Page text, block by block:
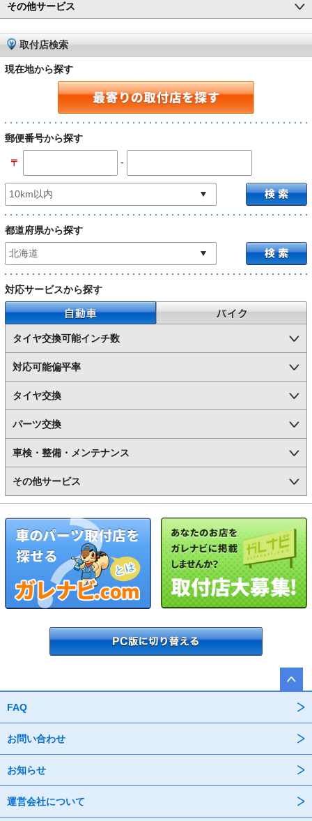
その他サービス
取付店検索
現在地から探す
郵便番号から探す
〒 -
都道府県から探す
対応サービスから探す
自動車
バイク
タイヤ交換可能インチ数
対応可能偏平率
タイヤ交換
パーツ交換
車検・整備・メンテナンス
その他サービス
FAQ
お問い合わせ
お知らせ
運営会社について